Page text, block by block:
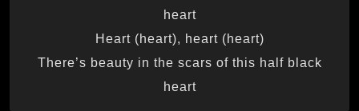
heart
Heart (heart), heart (heart)
There’s beauty in the scars of this half black
heart